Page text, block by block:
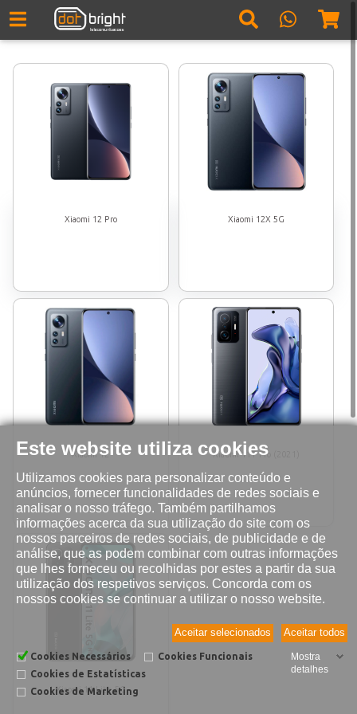
Este website utiliza cookies
Utilizamos cookies para personalizar conteúdo e
anúncios, fornecer funcionalidades de redes sociais e
analisar o nosso tráfego. Também partilhamos
informações acerca da sua utilização do site com os
nossos parceiros de redes sociais, de publicidade e de
análise, que as podem combinar com outras informações
que lhes forneceu ou recolhidas por estes a partir da sua
utilização dos respetivos serviços. Concorda com os
nossos cookies se continuar a utilizar o nosso website.
Aceitar todos
Aceitar selecionados
Cookies Necessários
Cookies Funcionais
Cookies de Estatísticas
Cookies de Marketing
Mostra
detalhes
Xiaomi 12 Pro Xiaomi 12X 5G
Xiaomi 12 Xiaomi 11T Pro (2021)
Xiaomi 11 Lite 5G